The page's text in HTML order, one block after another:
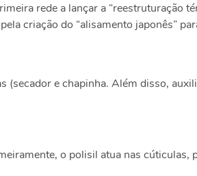
rede a lançar a “reestruturação
criação do “alisamento japonês”
(secador e chapinha. Além disso,
o polisil atua nas cúticulas,